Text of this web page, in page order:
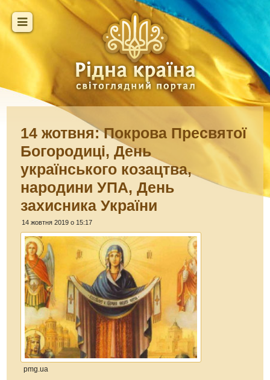
14 жотвня: Покрова Пресвятої
Богородиці, День
українського козацтва,
народини УПА, День
захисника України
14 жовтня 2019 о 15:17
pmg.ua